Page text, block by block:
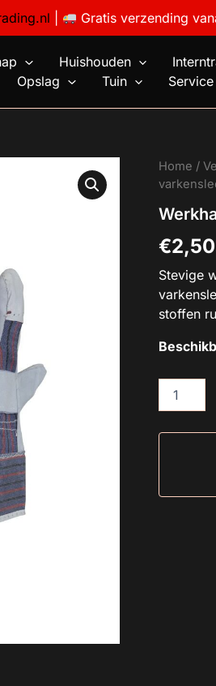
Gratis verzending
Huishouden
Opslag Tuin Service
Home /
€2,50
Stevige
stoffen
aantal